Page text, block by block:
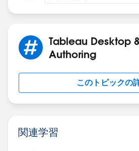
Tableau Desktop
Authoring
このトピックの
関連学習